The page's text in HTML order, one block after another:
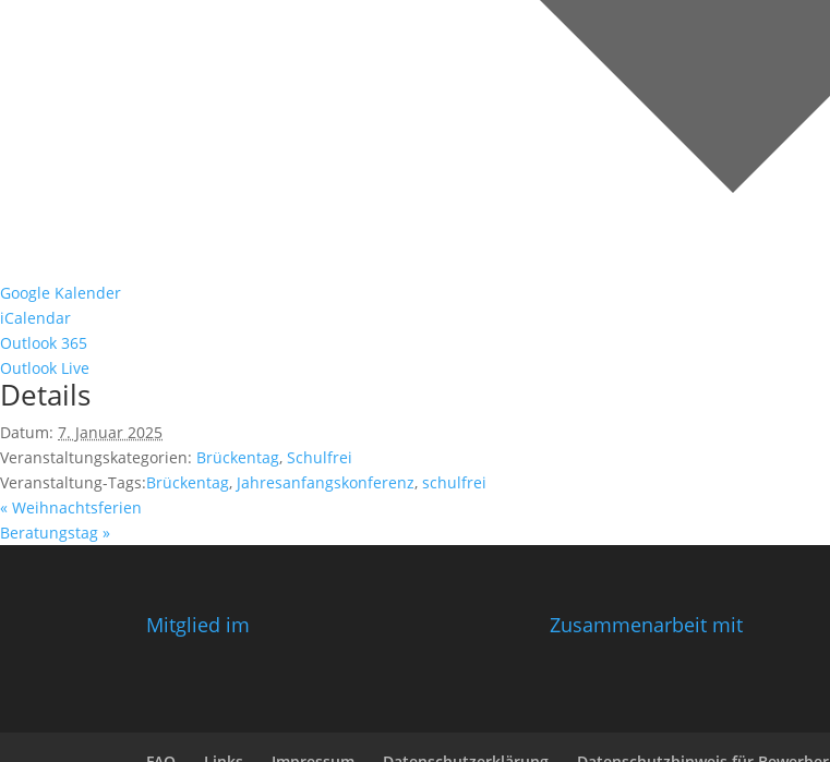
Google Kalender
iCalendar
Outlook 365
Outlook Live
Details
Datum: 7. Januar 2025
Veranstaltungskategorien: Brückentag, Schulfrei
Veranstaltung-Tags:Brückentag, Jahresanfangskonferenz, schulfrei
« Weihnachtsferien
Beratungstag »
Mitglied im Zusammenarbeit mit